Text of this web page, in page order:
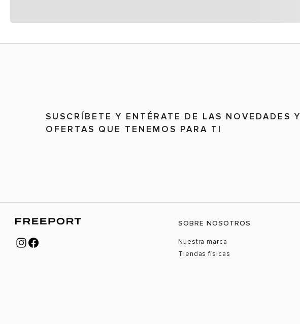
SUSCRÍBETE Y ENTÉRATE DE LAS NOVEDADES Y
OFERTAS QUE TENEMOS PARA TI
SOBRE NOSOTROS
Nuestra marca
Tiendas físicas